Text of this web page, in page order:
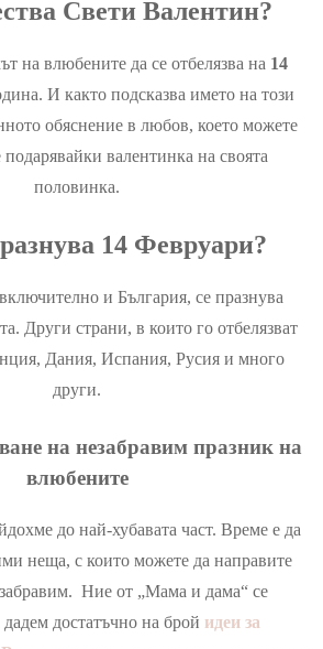
Свети Валентин?
на влюбените да се отбелязва на 14
И както подсказва името на този
обяснение в любов, което можете
подарявайки валентинка на своята
половинка.
14 Февруари?
и България, се празнува
Други страни, в които го отбелязват
Дания, Испания, Русия и много
други.
на незабравим празник на
влюбените
до най-хубавата част. Време е да
неща, с които можете да направите
Ние от „Мама и дама“ се
достатъчно на брой идеи за